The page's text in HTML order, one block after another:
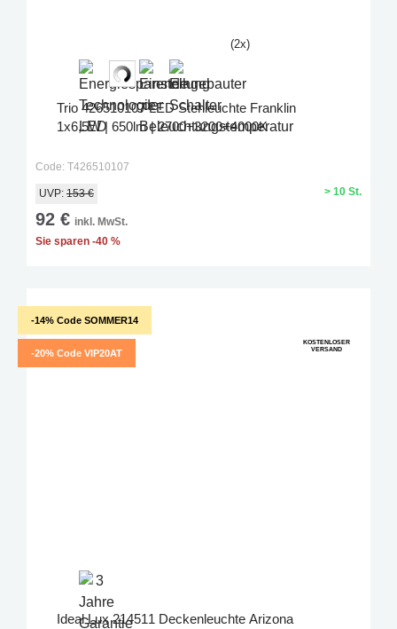
(2x)
Trio 426510107 LED Stehleuchte Franklin
1x6,5W | 650lm | 2700+3200+4000K
Code: T426510107
UVP: 153 €
92 € inkl. MwSt.
Sie sparen -40 %
> 10 St.
-14% Code SOMMER14
-20% Code VIP20AT
KOSTENLOSER
VERSAND
Ideal Lux 214511 Deckenleuchte Arizona